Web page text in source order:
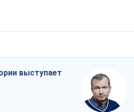
выступает